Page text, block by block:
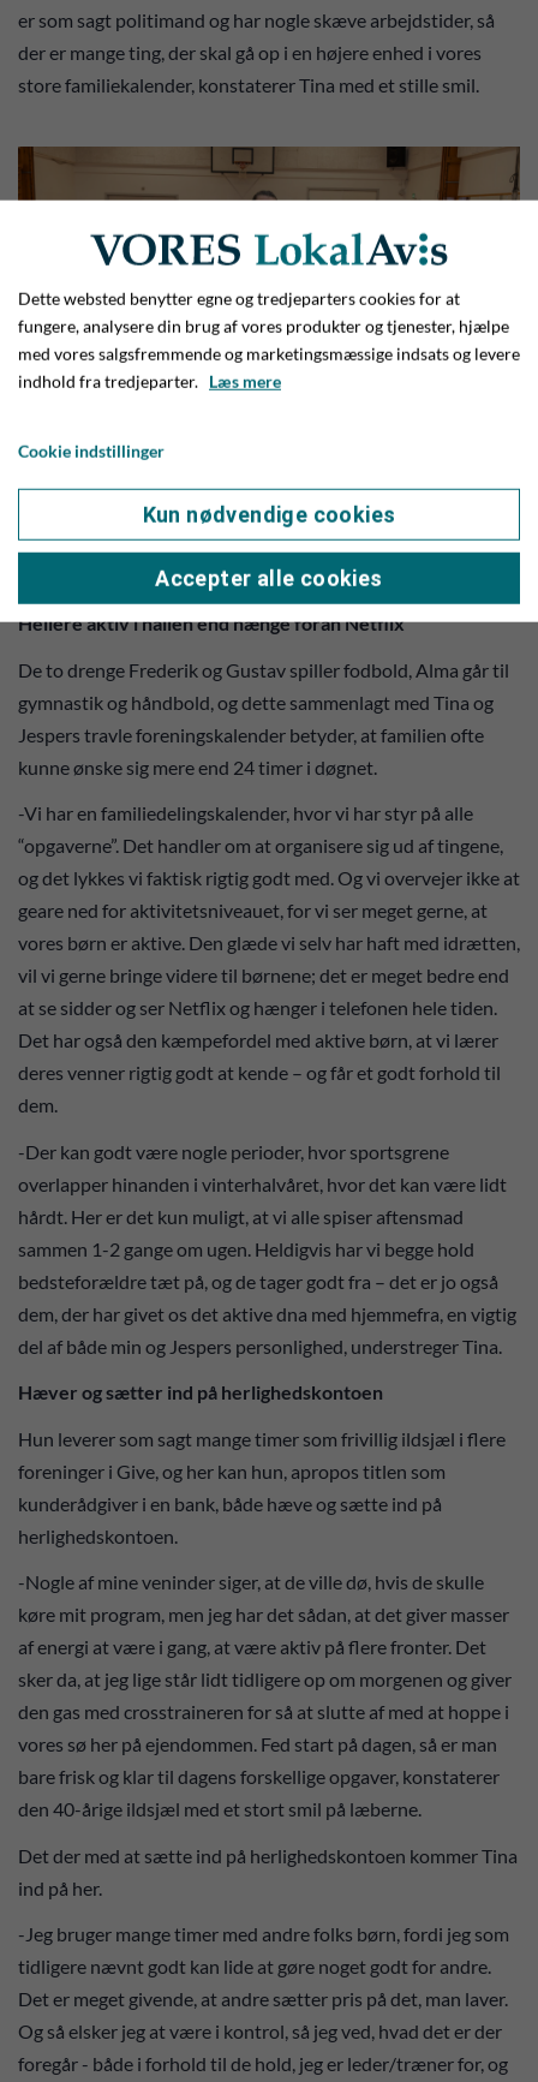
er som sagt politimand og har nogle skæve arbejdstider, så
der er mange ting, der skal gå op i en højere enhed i vores
store familiekalender, konstaterer Tina med et stille smil.
Her har vi så Tina sammen med sit herlige Tabata-hold, der
giver den gas her torsdag aften i gymnastiksalen på
Ikærskolen. Foto: Jim Hoff
Hellere aktiv i hallen end hænge foran Netflix
De to drenge Frederik og Gustav spiller fodbold, Alma går til
gymnastik og håndbold, og dette sammenlagt med Tina og
Jespers travle foreningskalender betyder, at familien ofte
kunne ønske sig mere end 24 timer i døgnet.
-Vi har en familiedelingskalender, hvor vi har styr på alle
“opgaverne”. Det handler om at organisere sig ud af tingene,
og det lykkes vi faktisk rigtig godt med. Og vi overvejer ikke at
geare ned for aktivitetsniveauet, for vi ser meget gerne, at
vores børn er aktive. Den glæde vi selv har haft med idrætten,
vil vi gerne bringe videre til børnene; det er meget bedre end
at se sidder og ser Netflix og hænger i telefonen hele tiden.
Det har også den kæmpefordel med aktive børn, at vi lærer
deres venner rigtig godt at kende – og får et godt forhold til
dem.
-Der kan godt være nogle perioder, hvor sportsgrene
overlapper hinanden i vinterhalvåret, hvor det kan være lidt
hårdt. Her er det kun muligt, at vi alle spiser aftensmad
sammen 1-2 gange om ugen. Heldigvis har vi begge hold
bedsteforældre tæt på, og de tager godt fra – det er jo også
dem, der har givet os det aktive dna med hjemmefra, en vigtig
del af både min og Jespers personlighed, understreger Tina.
Hæver og sætter ind på herlighedskontoen
Hun leverer som sagt mange timer som frivillig ildsjæl i flere
foreninger i Give, og her kan hun, apropos titlen som
kunderådgiver i en bank, både hæve og sætte ind på
herlighedskontoen.
-Nogle af mine veninder siger, at de ville dø, hvis de skulle
køre mit program, men jeg har det sådan, at det giver masser
af energi at være i gang, at være aktiv på flere fronter. Det
sker da, at jeg lige står lidt tidligere op om morgenen og giver
den gas med crosstraineren for så at slutte af med at hoppe i
vores sø her på ejendommen. Fed start på dagen, så er man
bare frisk og klar til dagens forskellige opgaver, konstaterer
den 40-årige ildsjæl med et stort smil på læberne.
Det der med at sætte ind på herlighedskontoen kommer Tina
ind på her.
-Jeg bruger mange timer med andre folks børn, fordi jeg som
tidligere nævnt godt kan lide at gøre noget godt for andre.
Det er meget givende, at andre sætter pris på det, man laver.
Og så elsker jeg at være i kontrol, så jeg ved, hvad det er der
foregår - både i forhold til de hold, jeg er leder/træner for, og
Dette websted benytter egne og tredjeparters cookies for at
fungere, analysere din brug af vores produkter og tjenester, hjælpe
med vores salgsfremmende og marketingsmæssige indsats og levere
indhold fra tredjeparter. Læs mere
Cookie indstillinger
Kun nødvendige cookies
Accepter alle cookies